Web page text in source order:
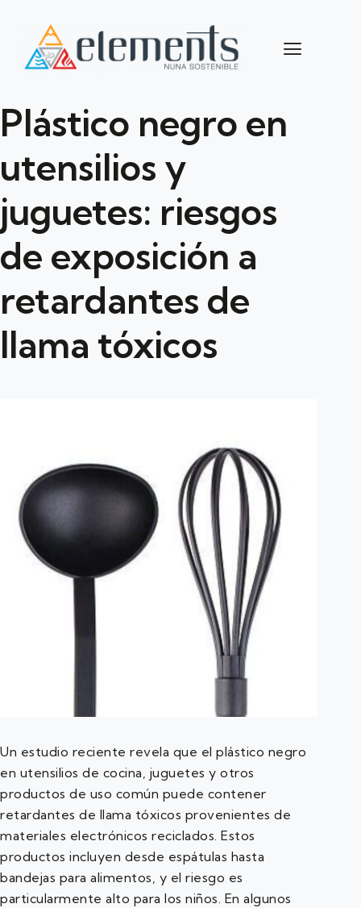
Plástico negro en
utensilios y
juguetes: riesgos
de exposición a
retardantes de
llama tóxicos
Un estudio reciente revela que el plástico negro
en utensilios de cocina, juguetes y otros
productos de uso común puede contener
retardantes de llama tóxicos provenientes de
materiales electrónicos reciclados. Estos
productos incluyen desde espátulas hasta
bandejas para alimentos, y el riesgo es
particularmente alto para los niños. En algunos